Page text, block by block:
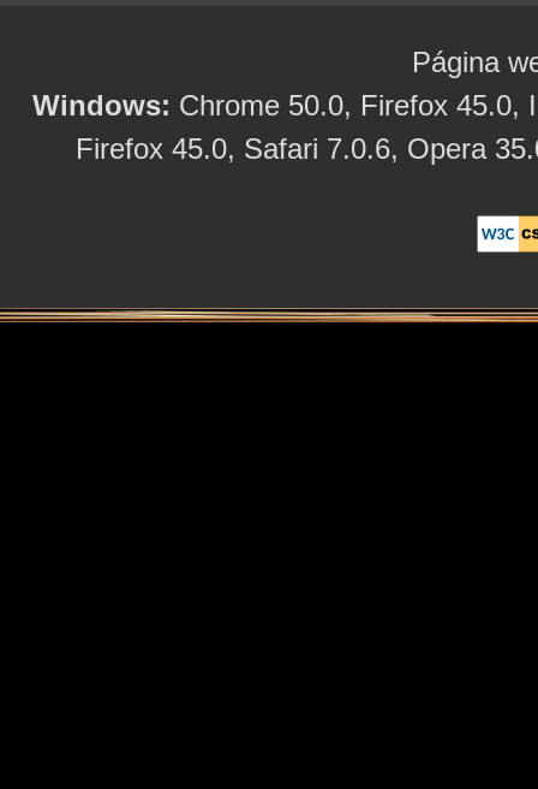
Página
Windows: Chrome 50.0, Firefox 45.0,
Firefox 45.0, Safari 7.0.6, Opera